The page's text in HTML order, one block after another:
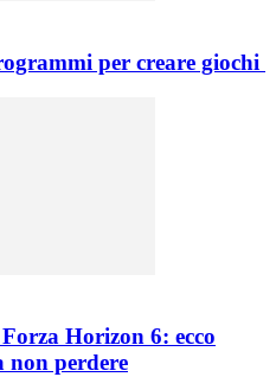
per creare giochi
Horizon 6: ecco
non perdere